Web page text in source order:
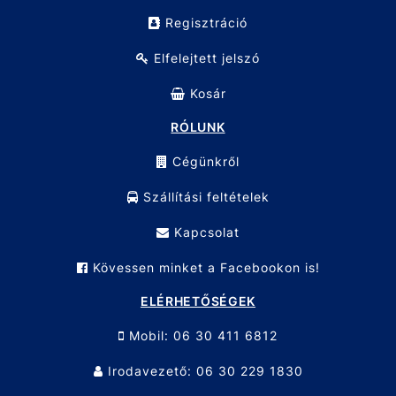
Regisztráció
Elfelejtett jelszó
Kosár
RÓLUNK
Cégünkről
Szállítási feltételek
Kapcsolat
Kövessen minket a Facebookon is!
ELÉRHETŐSÉGEK
Mobil: 06 30 411 6812
Irodavezető: 06 30 229 1830